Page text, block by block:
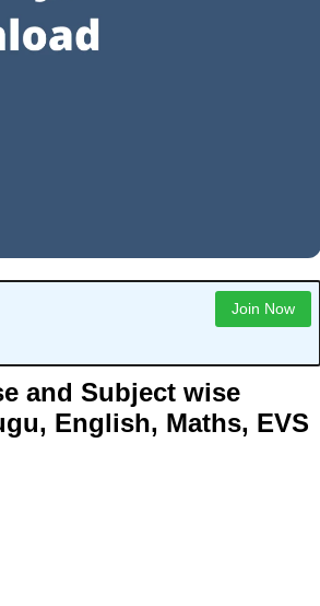
Join Now
and Subject wise
English, Maths, EVS